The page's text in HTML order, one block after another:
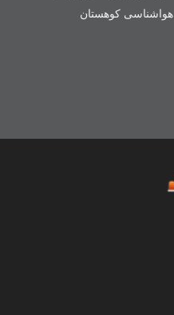
هواشناسی کوهستان